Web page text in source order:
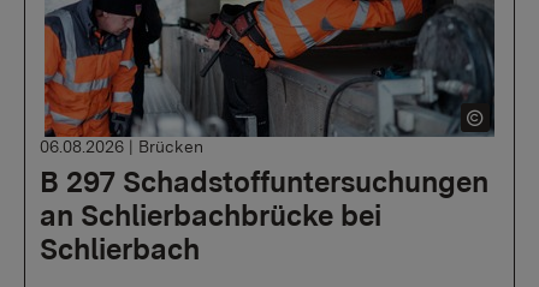
B 297 Schadstoffuntersuchungen
an Schlierbachbrücke bei
Schlierbach
06.08.2026 | Brücken